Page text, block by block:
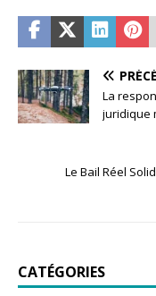
La
juridique
Le Bail Réel
CATÉGORIES